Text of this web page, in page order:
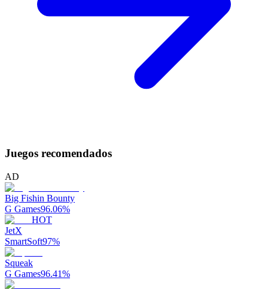
Juegos recomendados
AD
Big Fishin Bounty
G Games96.06%
HOT
JetX
SmartSoft97%
Squeak
G Games96.41%